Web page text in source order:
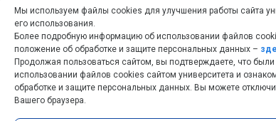
8 (846) 267-43-70
ssau@ssau.ru
Мы используем файлы cookies для улучшения работы сайта
его использования.
Более подробную информацию об использовании файлов
положение об обработке и защите персональных данных –
Продолжая пользоваться сайтом, вы подтверждаете, что
использовании файлов cookies сайтом университета и
обработке и защите персональных данных. Вы можете
Вашего браузера.